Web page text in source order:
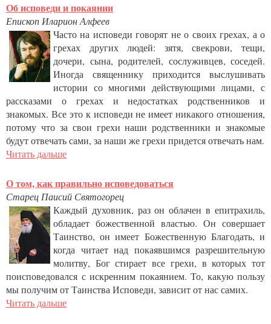
Об исповеди и покаянии
Епископ Иларион Алфеев
Часто на исповеди говорят не о своих грехах, а о
грехах других людей: зятя, свекрови, тещи,
дочери, сына, родителей, сослуживцев, соседей.
Иногда священнику приходится выслушивать
истории со многими действующими лицами, с
рассказами о грехах и недостатках родственников и
знакомых. Все это к исповеди не имеет никакого отношения,
потому что за свои грехи наши родственники и знакомые
будут отвечать сами, за наши же грехи придется отвечать нам.
Читать дальше
О том, как правильно исповедоваться
Старец Паисий Святогорец
Каждый духовник, раз он облачен в епитрахиль,
обладает божественной властью. Он совершает
Таинство, он имеет Божественную Благодать, и
когда читает над покаявшимся разрешительную
молитву, Бог стирает все грехи, в которых тот
поисповедовался с искренним покаянием. То, какую пользу
мы получим от Таинства Исповеди, зависит от нас самих.
Читать дальше